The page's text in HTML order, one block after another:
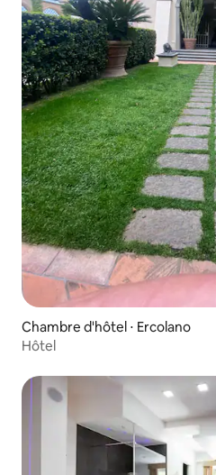
Chambre d'hôtel ⋅ Ercolano
Hôtel